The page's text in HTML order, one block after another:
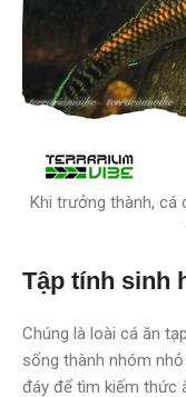
Khi trưởng thành, cá
Tập tính sinh
Chúng là loài cá ăn
sống thành nhóm
đáy để tìm kiếm thức